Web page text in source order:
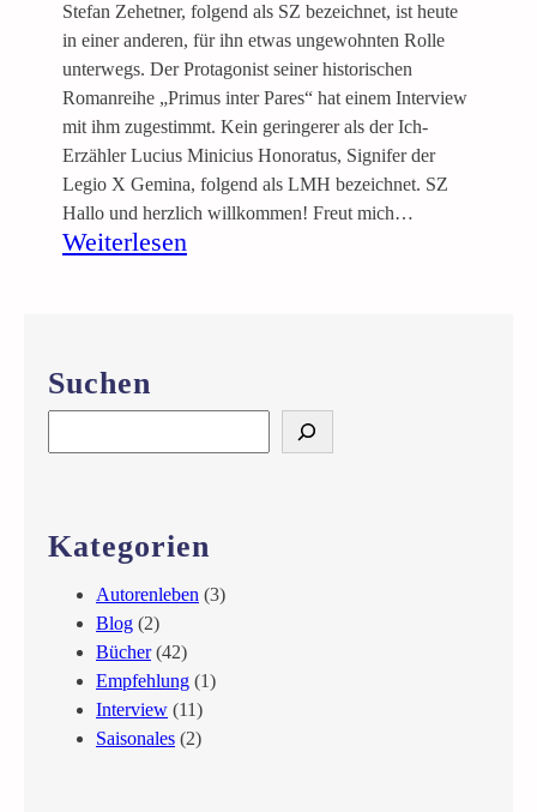
Stefan Zehetner, folgend als SZ bezeichnet, ist heute
in einer anderen, für ihn etwas ungewohnten Rolle
unterwegs. Der Protagonist seiner historischen
Romanreihe „Primus inter Pares“ hat einem Interview
mit ihm zugestimmt. Kein geringerer als der Ich-
Erzähler Lucius Minicius Honoratus, Signifer der
Legio X Gemina, folgend als LMH bezeichnet. SZ
Hallo und herzlich willkommen! Freut mich…
Weiterlesen
m
e
r
e
g
i
o
n
Suchen
e
c
Kategorien
Autorenleben (3)
Blog (2)
Bücher(42)
Empfehlung (1)
Interview (11)
Saisonales (2)